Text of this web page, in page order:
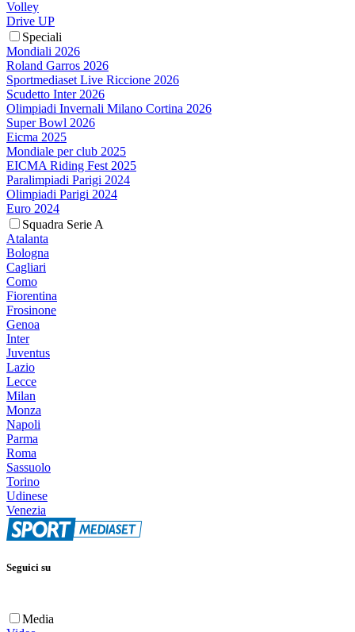
Volley
Drive UP
Speciali
Mondiali 2026
Roland Garros 2026
Sportmediaset Live Riccione 2026
Scudetto Inter 2026
Olimpiadi Invernali Milano Cortina 2026
Super Bowl 2026
Eicma 2025
Mondiale per club 2025
EICMA Riding Fest 2025
Paralimpiadi Parigi 2024
Olimpiadi Parigi 2024
Euro 2024
Squadra Serie A
Atalanta
Bologna
Cagliari
Como
Fiorentina
Frosinone
Genoa
Inter
Juventus
Lazio
Lecce
Milan
Monza
Napoli
Parma
Roma
Sassuolo
Torino
Udinese
Venezia
Seguici su
Media